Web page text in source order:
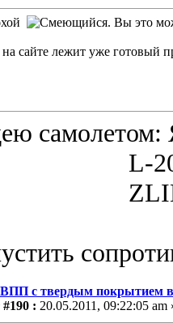
. Вы это
сайте лежит уже готовый
526
ВПП с твердым покрытием
: 20.05.2011, 09:22:05 am